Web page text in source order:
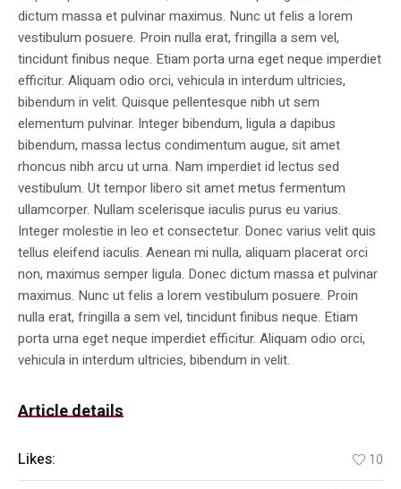
dictum massa et pulvinar maximus. Nunc ut felis a lorem
vestibulum posuere. Proin nulla erat, fringilla a sem vel,
tincidunt finibus neque. Etiam porta urna eget neque imperdiet
efficitur. Aliquam odio orci, vehicula in interdum ultricies,
bibendum in velit. Quisque pellentesque nibh ut sem
elementum pulvinar. Integer bibendum, ligula a dapibus
bibendum, massa lectus condimentum augue, sit amet
rhoncus nibh arcu ut urna. Nam imperdiet id lectus sed
vestibulum. Ut tempor libero sit amet metus fermentum
ullamcorper. Nullam scelerisque iaculis purus eu varius.
Integer molestie in leo et consectetur. Donec varius velit quis
tellus eleifend iaculis. Aenean mi nulla, aliquam placerat orci
non, maximus semper ligula. Donec dictum massa et pulvinar
maximus. Nunc ut felis a lorem vestibulum posuere. Proin
nulla erat, fringilla a sem vel, tincidunt finibus neque. Etiam
porta urna eget neque imperdiet efficitur. Aliquam odio orci,
vehicula in interdum ultricies, bibendum in velit.
Article details
Likes: 10